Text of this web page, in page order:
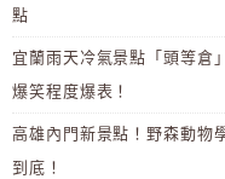
點
宜蘭雨天冷氣景點「頭等倉
爆笑程度爆表！
高雄內門新景點！野森動物
到底！